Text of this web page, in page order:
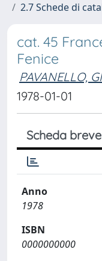
2.7 Schede di
cat. 45
Fenice
PAVANELLO,
1978-01-01
Scheda breve
Anno
1978
ISBN
0000000000